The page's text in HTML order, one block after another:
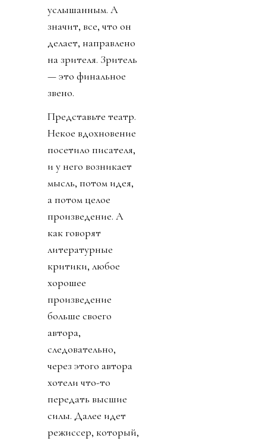
услышанным. А
значит, все, что он
делает, направлено
на зрителя. Зритель
— это финальное
звено.
Представьте театр.
Некое вдохновение
посетило писателя,
и у него возникает
мысль, потом идея,
а потом целое
произведение. А
как говорят
литературные
критики, любое
хорошее
произведение
больше своего
автора,
следовательно,
через этого автора
хотели что-то
передать высшие
силы. Далее идет
режиссер, который,